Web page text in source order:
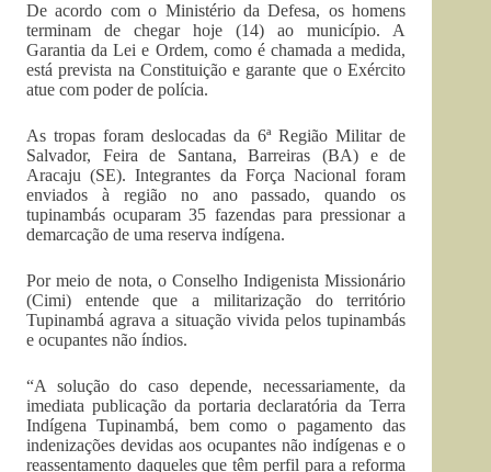
De acordo com o Ministério da Defesa, os homens
terminam de chegar hoje (14) ao município. A
Garantia da Lei e Ordem, como é chamada a medida,
está prevista na Constituição e garante que o Exército
atue com poder de polícia.
As tropas foram deslocadas da 6ª Região Militar de
Salvador, Feira de Santana, Barreiras (BA) e de
Aracaju (SE). Integrantes da Força Nacional foram
enviados à região no ano passado, quando os
tupinambás ocuparam 35 fazendas para pressionar a
demarcação de uma reserva indígena.
Por meio de nota, o Conselho Indigenista Missionário
(Cimi) entende que a militarização do território
Tupinambá agrava a situação vivida pelos tupinambás
e ocupantes não índios.
“A solução do caso depende, necessariamente, da
imediata publicação da portaria declaratória da Terra
Indígena Tupinambá, bem como o pagamento das
indenizações devidas aos ocupantes não indígenas e o
reassentamento daqueles que têm perfil para a reforma